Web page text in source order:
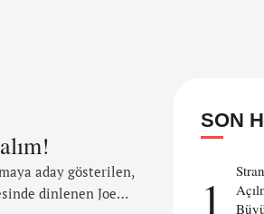
aday gösterilen,
dinlenen Joe
SON
1